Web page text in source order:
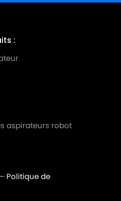
(TURBO)
(TURBO)
:
aspirateurs robot
– Politique de